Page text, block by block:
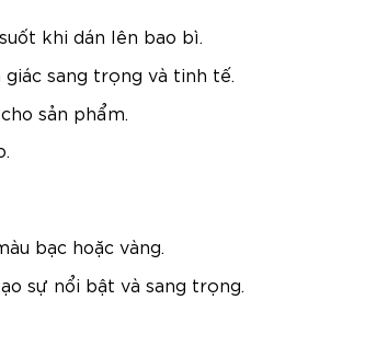
khi dán lên bao bì.
sang trọng và tinh tế.
sản phẩm.
bạc hoặc vàng.
sự nổi bật và sang trọng.